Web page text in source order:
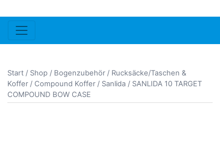
Start / Shop / Bogenzubehör / Rucksäcke/Taschen &
Koffer / Compound Koffer / Sanlida / SANLIDA 10 TARGET
COMPOUND BOW CASE